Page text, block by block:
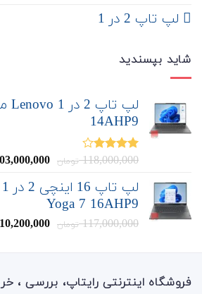
لپ تاپ 2 در 1
شاید بپسندید
14AHP9
نمره
118,000,000 تومان
قیمت
تومان
بود.
Yoga 7 16AHP9
117,000,000 تومان
قیمت
بود.
فروشگاه اینترنتی رایتاپ، بررسی ،